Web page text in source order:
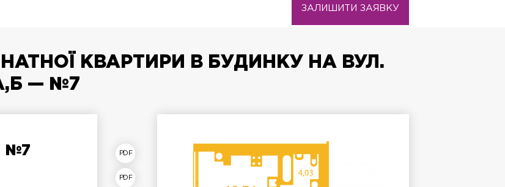
ЗАЛИШИТИ ЗАЯВКУ
КВАРТИРИ В БУДИНКУ НА ВУЛ.
— №7
№7